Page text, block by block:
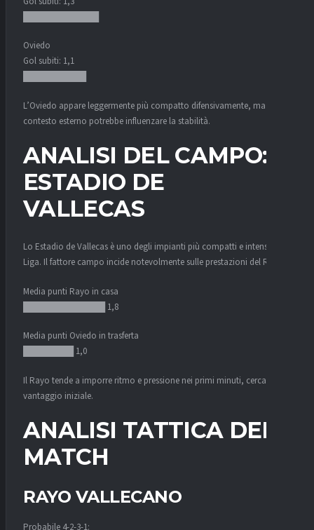
Oviedo
Gol subiti: 1,1
L’Oviedo appare leggermente più compatto difensivamente, ma il
contesto esterno potrebbe influenzare la stabilità.
ANALISI DEL CAMPO:
ESTADIO DE
VALLECAS
Lo Estadio de Vallecas è uno degli impianti più compatti e intensi della
Liga. Il fattore campo incide notevolmente sulle prestazioni del Rayo.
Media punti Rayo in casa
█████████████ 1,8
Media punti Oviedo in trasferta
████████ 1,0
Il Rayo tende a imporre ritmo e pressione nei primi minuti, cercando il
vantaggio iniziale.
ANALISI TATTICA DEL
MATCH
RAYO VALLECANO
Probabile 4-2-3-1: